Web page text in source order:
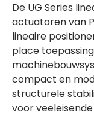
De UG Series
actuatoren van
lineaire
place
compact en
structurele
voor